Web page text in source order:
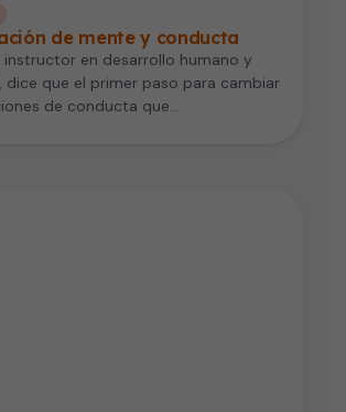
de mente y conducta
instructor en desarrollo humano y
dice que el primer paso para cambiar
de conducta que…